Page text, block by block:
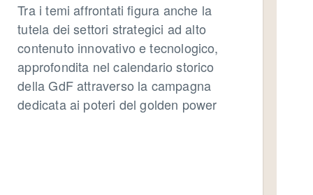
Tra i temi affrontati figura anche la
tutela dei settori strategici ad alto
contenuto innovativo e tecnologico,
approfondita nel calendario storico
della GdF attraverso la campagna
dedicata ai poteri del golden power